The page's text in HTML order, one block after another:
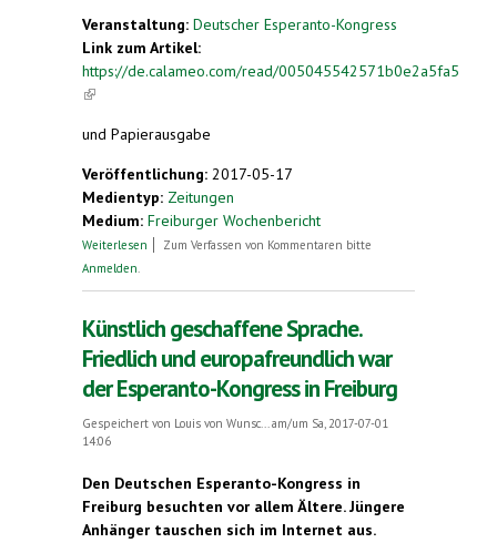
Veranstaltung: Deutscher Esperanto-Kongress
Link zum Artikel:
https://de.calameo.com/read/005045542571b0e2a5fa5
(link is external)
und Papierausgabe
Veröffentlichung: 2017-05-17
Medientyp: Zeitungen
Medium: Freiburger Wochenbericht
Weiterlesen über Kommunikation auf Augenhöhe
Zum Verfassen von Kommentaren bitte
Anmelden
Künstlich geschaffene Sprache.
Friedlich und europafreundlich war
der Esperanto-Kongress in Freiburg
Gespeichert von Louis von Wunsc...
am/um Sa, 2017-07-01
14:06
Den Deutschen Esperanto-Kongress in
Freiburg besuchten vor allem Ältere. Jüngere
Anhänger tauschen sich im Internet aus.